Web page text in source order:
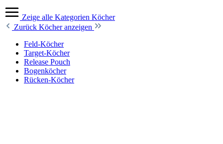
Zeige alle Kategorien Köcher
Zurück Köcher anzeigen
Feld-Köcher
Target-Köcher
Release Pouch
Bogenköcher
Rücken-Köcher